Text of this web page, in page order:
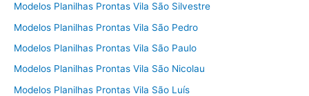
Modelos Planilhas Prontas Vila São Silvestre
Modelos Planilhas Prontas Vila São Pedro
Modelos Planilhas Prontas Vila São Paulo
Modelos Planilhas Prontas Vila São Nicolau
Modelos Planilhas Prontas Vila São Luís